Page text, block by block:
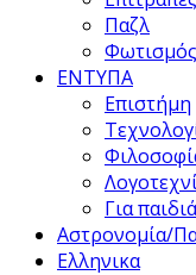
Παζλ
ΕΝΤΥΠΑ
Επιστήμη
Για παιδιά
Αστρονομία/
Ελληνικα